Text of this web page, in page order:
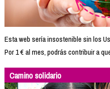
Esta web sería insostenible sin los
Por 1 € al mes, podrás contribuir a
Camino solidario